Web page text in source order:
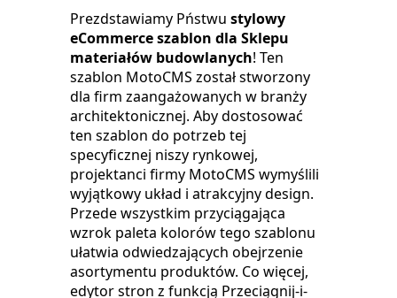
Prezdstawiamy Pństwu stylowy
eCommerce szablon dla Sklepu
materiałów budowlanych! Ten
szablon MotoCMS został stworzony
dla firm zaangażowanych w branży
architektonicznej. Aby dostosować
ten szablon do potrzeb tej
specyficznej niszy rynkowej,
projektanci firmy MotoCMS wymyślili
wyjątkowy układ i atrakcyjny design.
Przede wszystkim przyciągająca
wzrok paleta kolorów tego szablonu
ułatwia odwiedzających obejrzenie
asortymentu produktów. Co więcej,
edytor stron z funkcją Przeciągnij-i-